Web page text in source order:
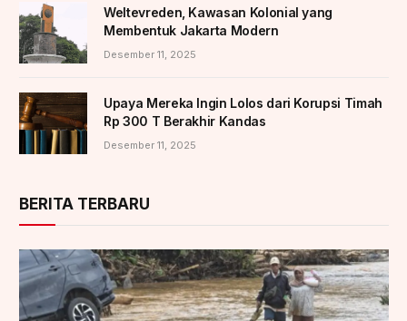
Weltevreden, Kawasan Kolonial yang
Membentuk Jakarta Modern
Desember 11, 2025
Upaya Mereka Ingin Lolos dari Korupsi Timah
Rp 300 T Berakhir Kandas
Desember 11, 2025
BERITA TERBARU